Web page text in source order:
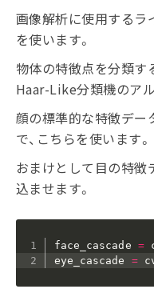
画像解析に使用するラ
を使います。
物体の特徴点を分類す
Haar-Like分類機のア
顔の標準的な特徴デー
で、こちらを使います。
おまけとして目の特徴
込ませます。
face_cascade =
eye_cascade =